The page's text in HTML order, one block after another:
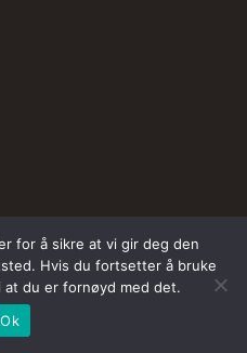
for å sikre at vi gir deg den
Hvis du fortsetter å bruke
du er fornøyd med det.
Ok